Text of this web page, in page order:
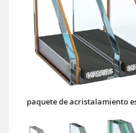
paquete de acristalamiento